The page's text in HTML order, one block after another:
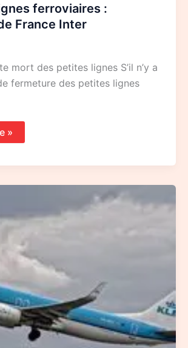
ferroviaires :
France Inter
mort des petites lignes S’il n’y a
fermeture des petites lignes
»